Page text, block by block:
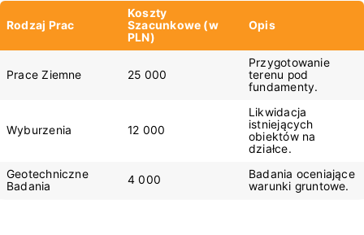
Rodzaj Prac
Koszty
Szacunkowe (w
PLN)
Opis
Prace Ziemne 25 000
Przygotowanie
terenu pod
fundamenty.
Wyburzenia 12 000
Likwidacja
istniejących
obiektów na
działce.
Geotechniczne
Badania
4 000
Badania oceniające
warunki gruntowe.